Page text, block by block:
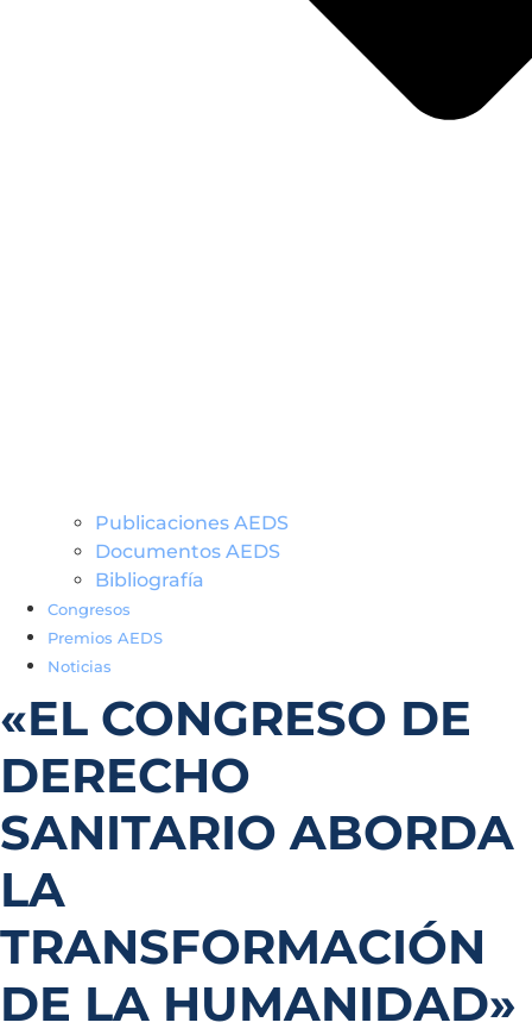
Publicaciones AEDS
Documentos AEDS
Bibliografía
Congresos
Premios AEDS
Noticias
«EL CONGRESO DE
DERECHO
SANITARIO ABORDA
LA
TRANSFORMACIÓN
DE LA HUMANIDAD»